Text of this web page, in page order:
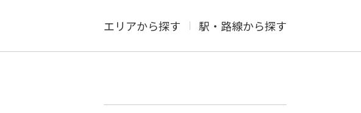
エリアから探す 駅・路線から探す